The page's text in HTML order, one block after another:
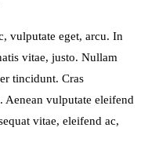
vulputate eget, arcu. In
vitae, justo. Nullam
tincidunt. Cras
Aenean vulputate eleifend
vitae, eleifend ac,